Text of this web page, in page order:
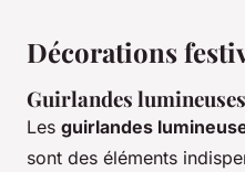
Décorations
Guirlandes
Les guirlandes
sont des éléments